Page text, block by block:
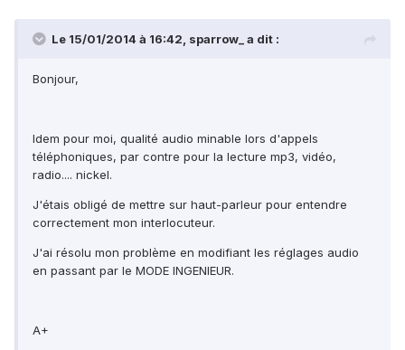
Le 15/01/2014 à 16:42, sparrow_ a dit :
Bonjour,
Idem pour moi, qualité audio minable lors d'appels
téléphoniques, par contre pour la lecture mp3, vidéo,
radio.... nickel.
J'étais obligé de mettre sur haut-parleur pour entendre
correctement mon interlocuteur.
J'ai résolu mon problème en modifiant les réglages audio
en passant par le MODE INGENIEUR.
A+